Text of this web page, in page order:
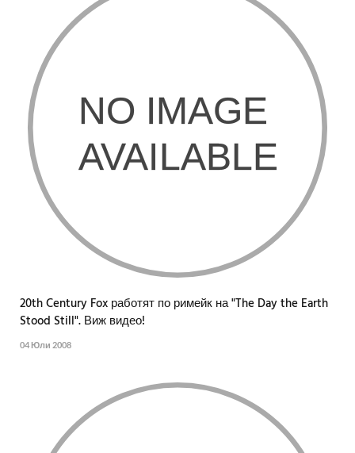
20th Century Fox работят по римейк на "The Day the Earth
Stood Still". Виж видео!
04 Юли 2008